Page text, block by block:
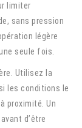
limiter
sans pression
légère
seule fois.
Utilisez la
les conditions le
proximité. Un
d’être